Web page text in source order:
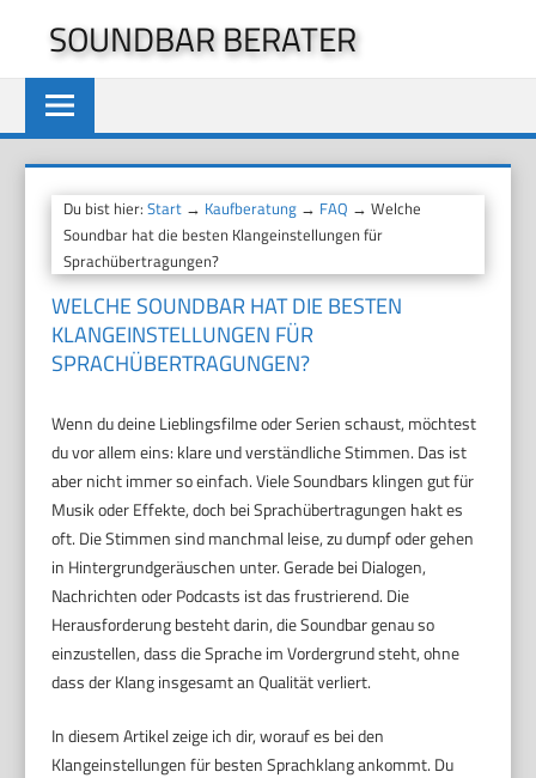
springen
SOUNDBAR BERATER
Du bist hier:Start → Kaufberatung → FAQ → Welche
Soundbar hat die besten Klangeinstellungen für
Sprachübertragungen?
WELCHE SOUNDBAR HAT DIE BESTEN
KLANGEINSTELLUNGEN FÜR
SPRACHÜBERTRAGUNGEN?
Wenn du deine Lieblingsfilme oder Serien schaust, möchtest
du vor allem eins: klare und verständliche Stimmen. Das ist
aber nicht immer so einfach. Viele Soundbars klingen gut für
Musik oder Effekte, doch bei Sprachübertragungen hakt es
oft. Die Stimmen sind manchmal leise, zu dumpf oder gehen
in Hintergrundgeräuschen unter. Gerade bei Dialogen,
Nachrichten oder Podcasts ist das frustrierend. Die
Herausforderung besteht darin, die Soundbar genau so
einzustellen, dass die Sprache im Vordergrund steht, ohne
dass der Klang insgesamt an Qualität verliert.
In diesem Artikel zeige ich dir, worauf es bei den
Klangeinstellungen für besten Sprachklang ankommt. Du